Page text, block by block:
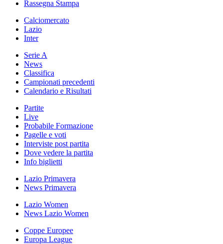
Rassegna Stampa
Calciomercato
Lazio
Inter
Serie A
News
Classifica
Campionati precedenti
Calendario e Risultati
Partite
Live
Probabile Formazione
Pagelle e voti
Interviste post partita
Dove vedere la partita
Info biglietti
Lazio Primavera
News Primavera
Lazio Women
News Lazio Women
Coppe Europee
Europa League